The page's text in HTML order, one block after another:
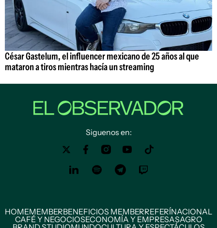
César Gastelum, el influencer mexicano de 25 años al que
mataron a tiros mientras hacía un streaming
Siguenos en:
HOMEMEMBERBENEFICIOS MEMBERREFERÍNACIONAL
CAFÉ Y NEGOCIOSECONOMÍA Y EMPRESASAGRO